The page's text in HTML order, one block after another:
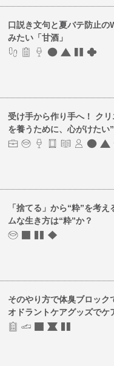
口説き文句と夏バテ防止の
みたい「甘酒」
受け手から作り手へ！ ク
を養うために、心がけた
「捨てる」から“粋”を考
ムな生き方は“粋”か？
そのやり方で体臭ブロック
オドラントケアグッズでケ